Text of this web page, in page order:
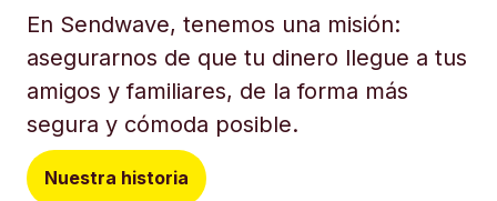
En Sendwave, tenemos una misión:
asegurarnos de que tu dinero llegue a tus
amigos y familiares, de la forma más
segura y cómoda posible.
Nuestra historia